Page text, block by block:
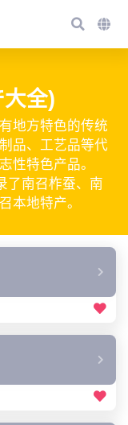
全)
地方特色的传统
品、工艺品等代
性特色产品。
了南召柞蚕、南
本地特产。